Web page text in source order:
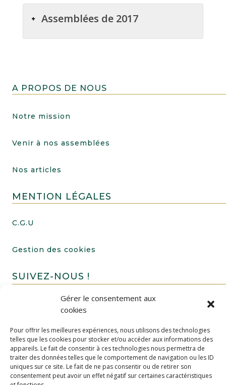
Gérer le consentement aux
cookies
Pour offrir les meilleures expériences, nous utilisons des technologies
telles que les cookies pour stocker et/ou accéder aux informations des
appareils. Le fait de consentir à ces technologies nous permettra de
traiter des données telles que le comportement de navigation ou les ID
uniques sur ce site. Le fait de ne pas consentir ou de retirer son
consentement peut avoir un effet négatif sur certaines caractéristiques
Assemblées de 2017
A PROPOS DE NOUS
Notre mission
Venir à nos assemblées
Nos articles
MENTION LÉGALES
C.G.U
Gestion des cookies
SUIVEZ-NOUS !
FAIRE UN DON